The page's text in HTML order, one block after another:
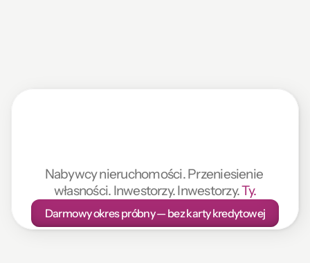
AI za min
Nabywcy nieruchomości. Przeniesienie
własności. Inwestorzy. Inwestorzy. Ty.
Darmowy okres próbny — bez karty kredytowej